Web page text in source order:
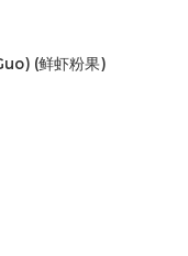
(鲜虾粉果)